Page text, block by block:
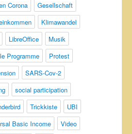
Corona
Gesellschaft
Klimawandel
LibreOffice
Musik
Programme
Protest
SARS-Cov-2
social participation
Trickkiste
UBI
Basic Income
Video